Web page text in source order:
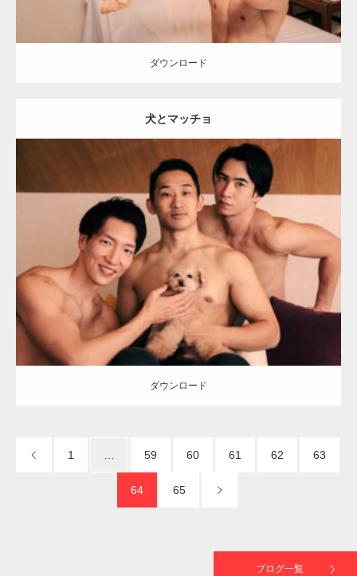
ダウンロード
犬とマッチョ
Update:2026.05.9
ワンちゃん(犬)とマッチョ オレンジの人 SOSUKE
外資系
筋肉 AKIHITO(細マッチョ)
ダウンロード
ダウンロード
1 59 60 61 62 63
64 65
ブログ一覧
【YouTube】マッチョフリー素材メンバーが
ギネス世界記録…
【TV】TBS番組「ひるおび」にてマッスルプ
ラスが紹介されま…
TOKYO FMラジオ番組「ONE MORNING」
で紹介さ…
た（6/8放送）